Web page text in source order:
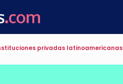
privadas latinoamericanas